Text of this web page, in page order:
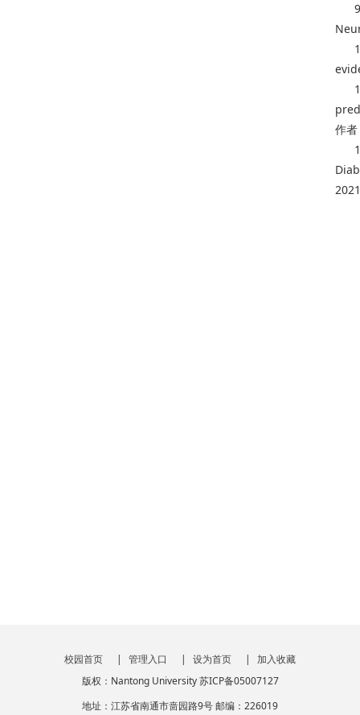
作者
校园首页 | 管理入口 | 设为首页 |
加入收藏
版权：Nantong University 苏ICP备05007127
地址：江苏省南通市啬园路9号 邮编：226019